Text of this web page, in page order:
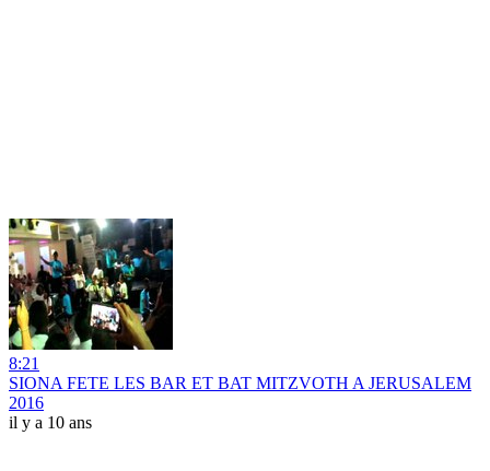
8:21
SIONA FETE LES BAR ET BAT MITZVOTH A JERUSALEM
2016
il y a 10 ans